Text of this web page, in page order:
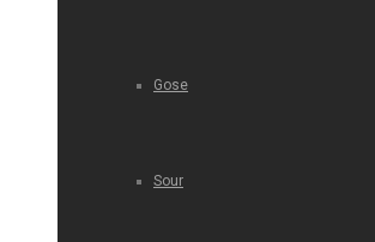
Gose
Sour